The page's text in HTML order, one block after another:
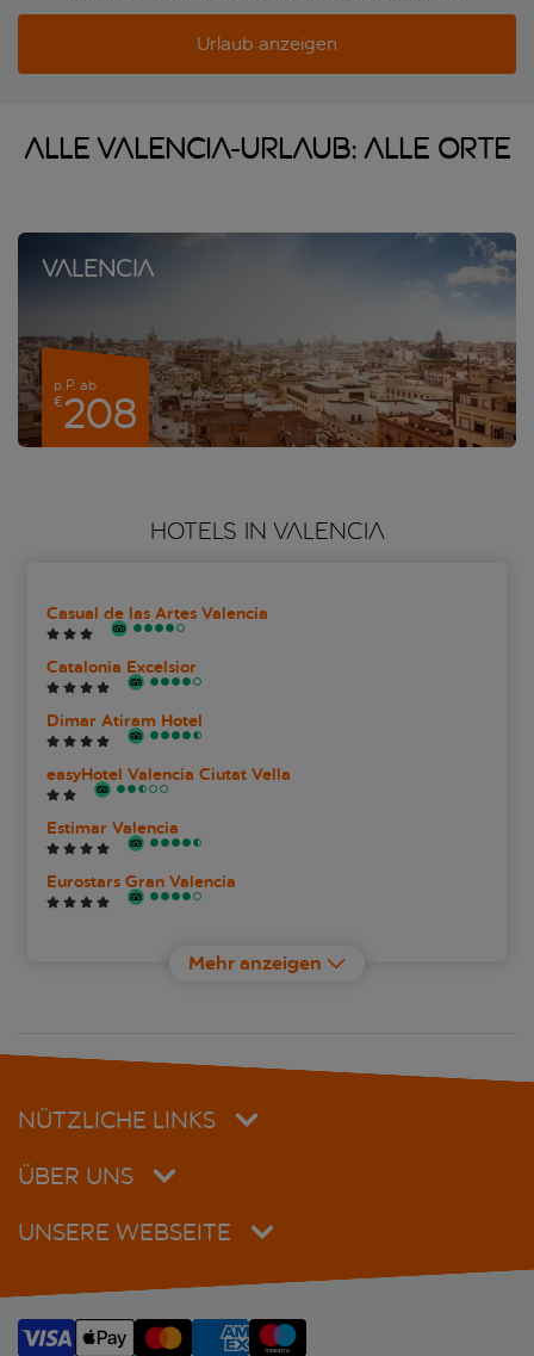
Urlaub anzeigen
Alle Valencia-Urlaub: alle Orte
Valencia
p.P. ab
€208
HOTELS IN VALENCIA
Casual de las Artes Valencia
Catalonia Excelsior
Dimar Atiram Hotel
easyHotel Valencia Ciutat Vella
Estimar Valencia
Eurostars Gran Valencia
Mehr anzeigen
NÜTZLICHE LINKS
ÜBER UNS
UNSERE WEBSEITE